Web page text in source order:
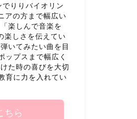
りりバイオリン
アの方まで幅広い
楽しんで音楽を
楽しさを伝えてい
いてみたい曲を目
ップスまで幅広く
た時の喜びを大切
育に力を入れてい
ちら